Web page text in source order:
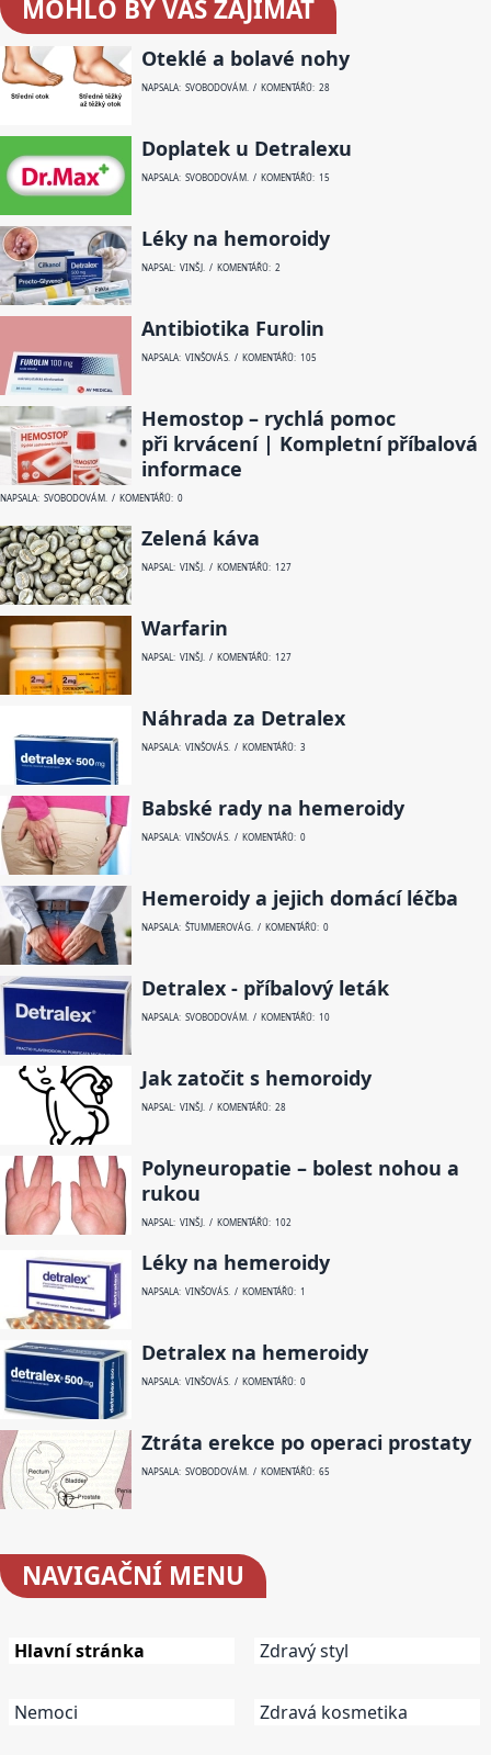
MOHLO BY VÁS ZAJÍMAT
Oteklé a bolavé nohy
NAPSALA: SVOBODOVÁ M. / KOMENTÁŘŮ: 28
Doplatek u Detralexu
NAPSALA: SVOBODOVÁ M. / KOMENTÁŘŮ: 15
Léky na hemoroidy
NAPSAL: VINŠ J. / KOMENTÁŘŮ: 2
Antibiotika Furolin
NAPSALA: VINŠOVÁ S. / KOMENTÁŘŮ: 105
Hemostop – rychlá pomoc
při krvácení | Kompletní příbalová
informace
NAPSALA: SVOBODOVÁ M. / KOMENTÁŘŮ: 0
Zelená káva
NAPSAL: VINŠ J. / KOMENTÁŘŮ: 127
Warfarin
NAPSAL: VINŠ J. / KOMENTÁŘŮ: 127
Náhrada za Detralex
NAPSALA: VINŠOVÁ S. / KOMENTÁŘŮ: 3
Babské rady na hemeroidy
NAPSALA: VINŠOVÁ S. / KOMENTÁŘŮ: 0
Hemeroidy a jejich domácí léčba
NAPSALA: ŠTUMMEROVÁ G. / KOMENTÁŘŮ: 0
Detralex - příbalový leták
NAPSALA: SVOBODOVÁ M. / KOMENTÁŘŮ: 10
Jak zatočit s hemoroidy
NAPSAL: VINŠ J. / KOMENTÁŘŮ: 28
Polyneuropatie – bolest nohou a
rukou
NAPSAL: VINŠ J. / KOMENTÁŘŮ: 102
Léky na hemeroidy
NAPSALA: VINŠOVÁ S. / KOMENTÁŘŮ: 1
Detralex na hemeroidy
NAPSALA: VINŠOVÁ S. / KOMENTÁŘŮ: 0
Ztráta erekce po operaci prostaty
NAPSALA: SVOBODOVÁ M. / KOMENTÁŘŮ: 65
NAVIGAČNÍ MENU
Hlavní stránka
Nemoci
Zdravý styl
Zdravá kosmetika